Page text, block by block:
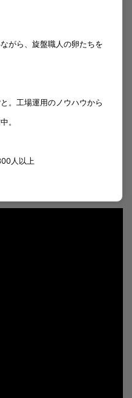
がら、旋盤職人の卵たちを
。工場運用のノウハウから
。
人以上